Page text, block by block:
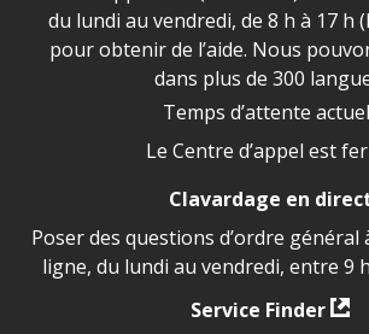
du lundi au vendredi, de 8 h à 17 h
pour obtenir de l’aide. Nous
dans plus de 300
Temps d’attente
Le Centre d’appel est
Clavardage en
Poser des questions d’ordre général
ligne, du lundi au vendredi, entre 9
Service Finder